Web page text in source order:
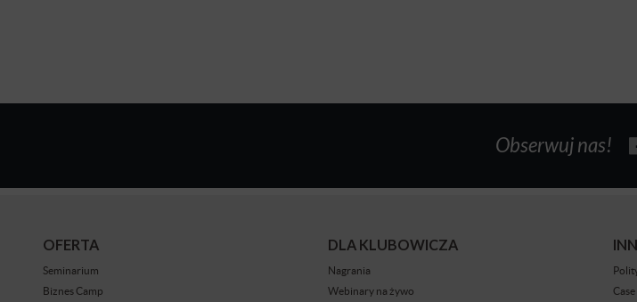
Obserwuj nas!
OFERTA
Seminarium
Biznes Camp
DLA KLUBOWICZA
Nagrania
Webinary na żywo